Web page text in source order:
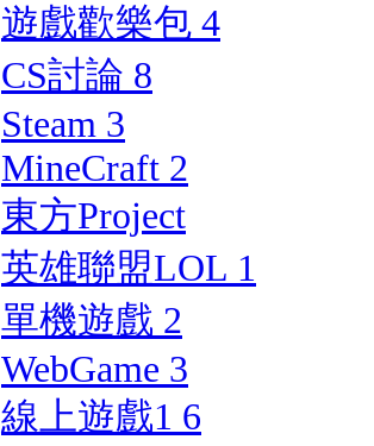
遊戲歡樂包 4
CS討論 8
Steam 3
MineCraft 2
東方Project
英雄聯盟LOL 1
單機遊戲 2
WebGame 3
線上遊戲1 6